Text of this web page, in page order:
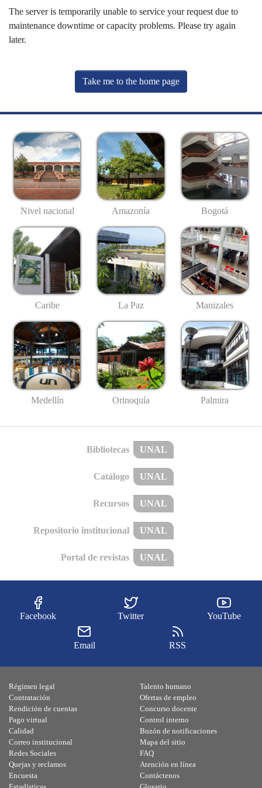
The server is temporarily unable to service your request due to
maintenance downtime or capacity problems. Please try again
later.
Take me to the home page
Nivel nacional Amazonía Bogotá
Caribe La Paz Manizales
Medellín Orinoquía Palmira
Bibliotecas UNAL
Catálogo UNAL
Recursos UNAL
Repositorio institucional UNAL
Portal de revistas UNAL
Facebook Twitter YouTube
Email RSS
Régimen legal
Contratación
Rendición de cuentas
Pago virtual
Calidad
Talento humano
Ofertas de empleo
Concurso docente
Control interno
Buzón de notificaciones
Correo institucional
Redes Sociales
Quejas y reclamos
Encuesta
Mapa del sitio
FAQ
Atención en línea
Contáctenos